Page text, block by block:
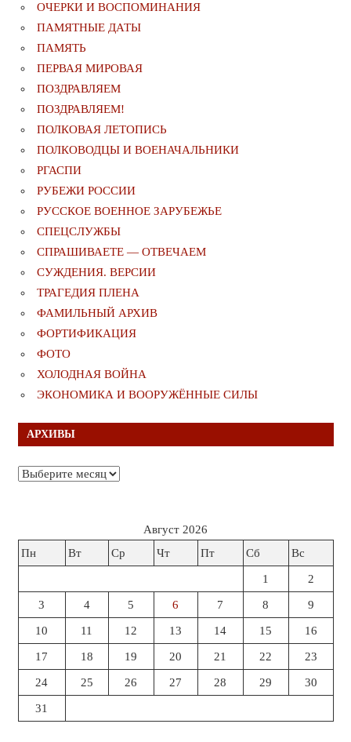
ОЧЕРКИ И ВОСПОМИНАНИЯ
ПАМЯТНЫЕ ДАТЫ
ПАМЯТЬ
ПЕРВАЯ МИРОВАЯ
ПОЗДРАВЛЯЕМ
ПОЗДРАВЛЯЕМ!
ПОЛКОВАЯ ЛЕТОПИСЬ
ПОЛКОВОДЦЫ И ВОЕНАЧАЛЬНИКИ
РГАСПИ
РУБЕЖИ РОССИИ
РУССКОЕ ВОЕННОЕ ЗАРУБЕЖЬЕ
СПЕЦСЛУЖБЫ
СПРАШИВАЕТЕ — ОТВЕЧАЕМ
СУЖДЕНИЯ. ВЕРСИИ
ТРАГЕДИЯ ПЛЕНА
ФАМИЛЬНЫЙ АРХИВ
ФОРТИФИКАЦИЯ
ФОТО
ХОЛОДНАЯ ВОЙНА
ЭКОНОМИКА И ВООРУЖЁННЫЕ СИЛЫ
АРХИВЫ
Архивы
Август 2026
Пн
Вт Ср Чт Пт Сб Вс
1 2
3 4 5 6 7 8 9
10 11 12 13 14 15 16
17 18 19 20 21 22 23
24 25 26 27 28 29 30
31